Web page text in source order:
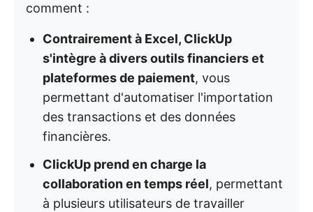
comment :
Contrairement à Excel, ClickUp
s'intègre à divers outils financiers et
plateformes de paiement, vous
permettant d'automatiser l'importation
des transactions et des données
financières.
ClickUp prend en charge la
collaboration en temps réel, permettant
à plusieurs utilisateurs de travailler